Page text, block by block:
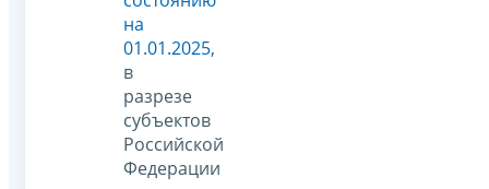
на
01.01.2025,
в
разрезе
субъектов
Российской
Федерации